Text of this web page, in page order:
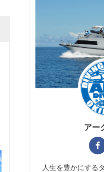
アー
人生を豊かにする